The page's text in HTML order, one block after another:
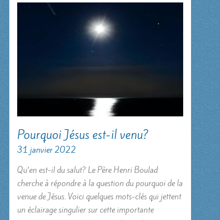
Pourquoi Jésus est-il venu?
31 janvier 2022
Qu’en est-il du salut? Le Père Henri Boulad
cherche à répondre à la question du pourquoi de la
venue de Jésus. Voici quelques mots-clés qui jettent
un éclairage singulier sur cette importante